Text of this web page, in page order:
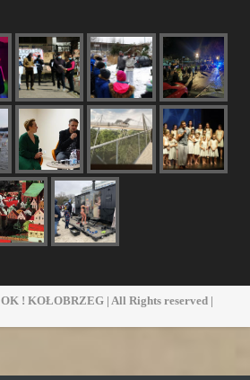
OK ! KOŁOBRZEG | All Rights reserved |